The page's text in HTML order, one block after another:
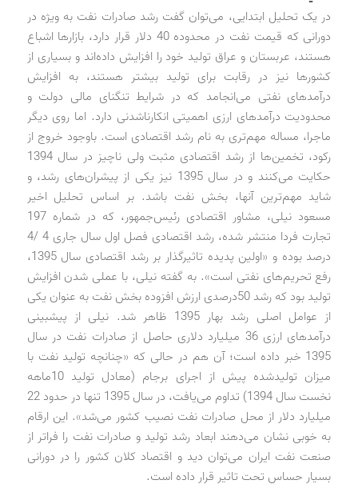
در یک تحلیل ابتدایی، می‌توان گفت رشد صادرات نفت به ویژه در
دورانی که قیمت نفت در محدوده 40 دلار قرار دارد، بازارها اشباع
هستند، عربستان و عراق تولید خود را افزایش داده‌اند و بسیاری از
کشورها نیز در رقابت برای تولید بیشتر هستند، به افزایش
درآمدهای نفتی می‌انجامد که در شرایط تنگنای مالی دولت و
محدودیت درآمدهای ارزی اهمیتی انکارناشدنی دارد. اما روی دیگر
ماجرا، مساله مهم‌تری به نام رشد اقتصادی است. باوجود خروج از
رکود، تخمین‌ها از رشد اقتصادی مثبت ولی ناچیز در سال 1394
حکایت می‌کنند و در سال 1395 نیز یکی از پیشران‌های رشد، و
شاید مهم‌ترین آنها، بخش نفت باشد. بر اساس تحلیل اخیر
مسعود نیلی، مشاور اقتصادی رئیس‌جمهور، که در شماره 197
تجارت فردا منتشر شده، رشد اقتصادی فصل اول سال جاری 4 /4
درصد بوده و «اولین پدیده تاثیرگذار بر رشد اقتصادی سال 1395،
رفع تحریم‌های نفتی است». به گفته نیلی، با عملی شدن افزایش
تولید بود که رشد 50‌درصدی ارزش افزوده بخش نفت به عنوان یکی
از عوامل اصلی رشد بهار 1395 ظاهر شد. نیلی از پیش‎بینی
درآمدهای ارزی 36 میلیارد دلاری حاصل از صادرات نفت در سال
1395 خبر داده است؛ آن هم در حالی که «چنانچه تولید نفت با
میزان تولیدشده پیش از اجرای برجام (معادل تولید 10ماهه
نخست سال 1394) تداوم می‌یافت، در سال 1395 تنها در حدود 22
میلیارد دلار از محل صادرات نفت نصیب کشور می‌شد». این ارقام
به خوبی نشان می‌دهند ابعاد رشد تولید و صادرات نفت را فراتر از
صنعت نفت ایران می‌توان دید و اقتصاد کلان کشور را در دورانی
بسیار حساس تحت تاثیر قرار داده است.